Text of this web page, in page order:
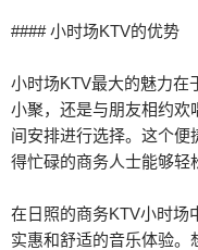
#### 小时场KTV的优势
小时场KTV最大的魅力在
小聚，还是与朋友相约欢
间安排进行选择。这个
得忙碌的商务人士能够轻
在日照的商务KTV小时场
实惠和舒适的音乐体验。